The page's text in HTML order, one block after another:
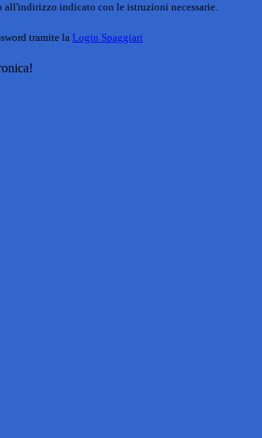
all'indirizzo indicato con le istruzioni necessarie.
tramite la Login Spaggiari